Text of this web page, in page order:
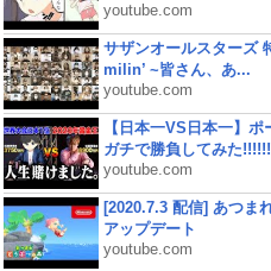
youtube.com
サザンオールスターズ
milin’ ~皆さん、あ...
youtube.com
【日本一VS日本一】
ガチで勝負してみた
youtube.com
[2020.7.3 配信] あつま
アップデート
youtube.com